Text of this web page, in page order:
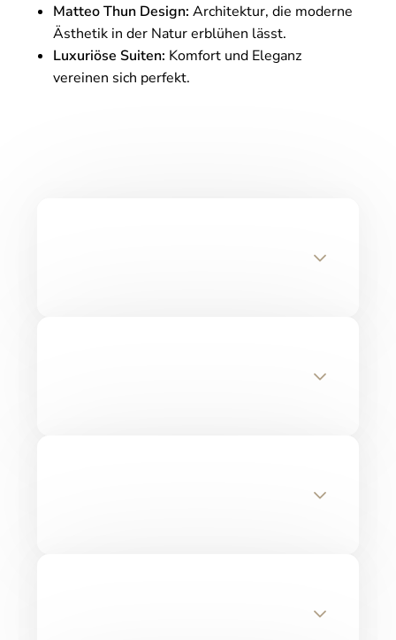
Matteo Thun Design: Architektur, die moderne
Ästhetik in der Natur erblühen lässt.
Luxuriöse Suiten: Komfort und Eleganz
vereinen sich perfekt.